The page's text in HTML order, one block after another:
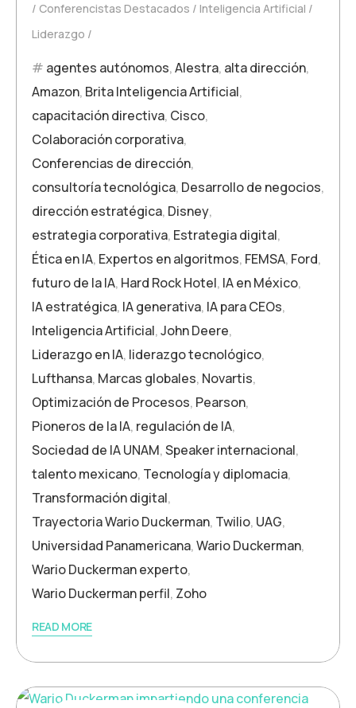
Conferencistas Destacados
Inteligencia Artificial
Liderazgo
agentes autónomos,Alestra, alta dirección,
Amazon, Brita Inteligencia Artificial,
capacitación directiva, Cisco,
Colaboración corporativa,
Conferencias de dirección,
consultoría tecnológica, Desarrollo de negocios,
dirección estratégica, Disney,
estrategia corporativa, Estrategia digital,
Ética en IA, Expertos en algoritmos, FEMSA, Ford,
futuro de la IA, Hard Rock Hotel, IA en México,
IA estratégica, IA generativa, IA para CEOs,
Inteligencia Artificial,John Deere,
Liderazgo en IA, liderazgo tecnológico,
Lufthansa, Marcas globales, Novartis,
Optimización de Procesos, Pearson,
Pioneros de la IA, regulación de IA,
Sociedad de IA UNAM,Speaker internacional,
talento mexicano, Tecnología y diplomacia,
Transformación digital,
Trayectoria Wario Duckerman, Twilio, UAG,
Universidad Panamericana,Wario Duckerman,
Wario Duckerman experto,
Wario Duckerman perfil, Zoho
READ MORE